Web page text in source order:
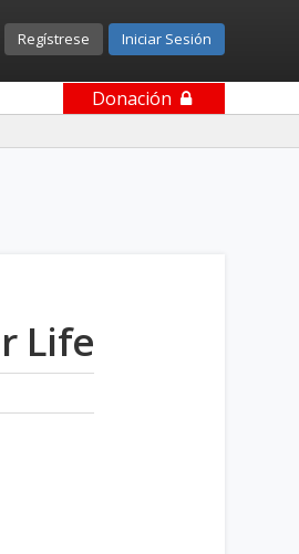
Regístrese Iniciar Sesión
Donación
Life